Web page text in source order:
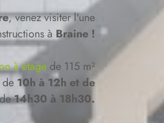
, venez visiter l'une
à Braine !
à étage de 115 m²
10h à 12h et de
14h30 à 18h30.